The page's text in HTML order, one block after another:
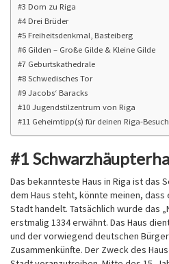
#3 Dom zu Riga
#4 Drei Brüder
#5 Freiheitsdenkmal, Basteiberg
#6 Gilden – Große Gilde & Kleine Gilde
#7 Geburtskathedrale
#8 Schwedisches Tor
#9 Jacobs‘ Baracks
#10 Jugendstilzentrum von Riga
#11 Geheimtipp(s) für deinen Riga-Besuch
#1
Das bekannteste Haus in Riga ist das
dem Haus steht, könnte meinen, dass
Stadt handelt. Tatsächlich wurde das
erstmalig 1334 erwähnt. Das Haus
und der vorwiegend deutschen
Zusammenkünfte. Der Zweck des